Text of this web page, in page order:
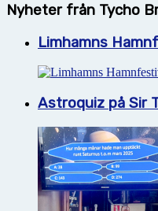
Nyheter från Tycho
Limhamns
Astroquiz på Sir